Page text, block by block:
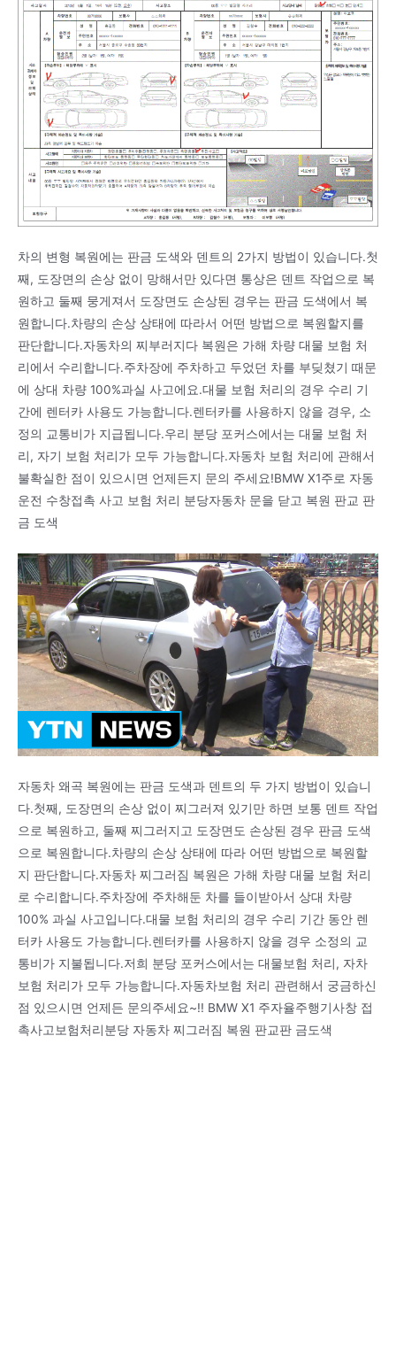
차의 변형 복원에는 판금 도색와 덴트의 2가지 방법이 있습니다.첫
째, 도장면의 손상 없이 망해서만 있다면 통상은 덴트 작업으로 복
원하고 둘째 뭉게져서 도장면도 손상된 경우는 판금 도색에서 복
원합니다.차량의 손상 상태에 따라서 어떤 방법으로 복원할지를
판단합니다.자동차의 찌부러지다 복원은 가해 차량 대물 보험 처
리에서 수리합니다.주차장에 주차하고 두었던 차를 부딪쳤기 때문
에 상대 차량 100%과실 사고에요.대물 보험 처리의 경우 수리 기
간에 렌터카 사용도 가능합니다.렌터카를 사용하지 않을 경우, 소
정의 교통비가 지급됩니다.우리 분당 포커스에서는 대물 보험 처
리, 자기 보험 처리가 모두 가능합니다.자동차 보험 처리에 관해서
불확실한 점이 있으시면 언제든지 문의 주세요!BMW X1주로 자동
운전 수창접촉 사고 보험 처리 분당자동차 문을 닫고 복원 판교 판
금 도색
자동차 왜곡 복원에는 판금 도색과 덴트의 두 가지 방법이 있습니
다.첫째, 도장면의 손상 없이 찌그러져 있기만 하면 보통 덴트 작업
으로 복원하고, 둘째 찌그러지고 도장면도 손상된 경우 판금 도색
으로 복원합니다.차량의 손상 상태에 따라 어떤 방법으로 복원할
지 판단합니다.자동차 찌그러짐 복원은 가해 차량 대물 보험 처리
로 수리합니다.주차장에 주차해둔 차를 들이받아서 상대 차량
100% 과실 사고입니다.대물 보험 처리의 경우 수리 기간 동안 렌
터카 사용도 가능합니다.렌터카를 사용하지 않을 경우 소정의 교
통비가 지불됩니다.저희 분당 포커스에서는 대물보험 처리, 자차
보험 처리가 모두 가능합니다.자동차보험 처리 관련해서 궁금하신
점 있으시면 언제든 문의주세요~!! BMW X1 주자율주행기사창 접
촉사고보험처리분당 자동차 찌그러짐 복원 판교판 금도색